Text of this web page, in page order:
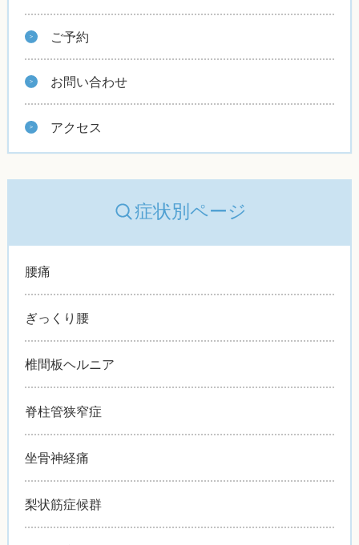
ご予約
お問い合わせ
アクセス
症状別ページ
腰痛
ぎっくり腰
椎間板ヘルニア
脊柱管狭窄症
坐骨神経痛
梨状筋症候群